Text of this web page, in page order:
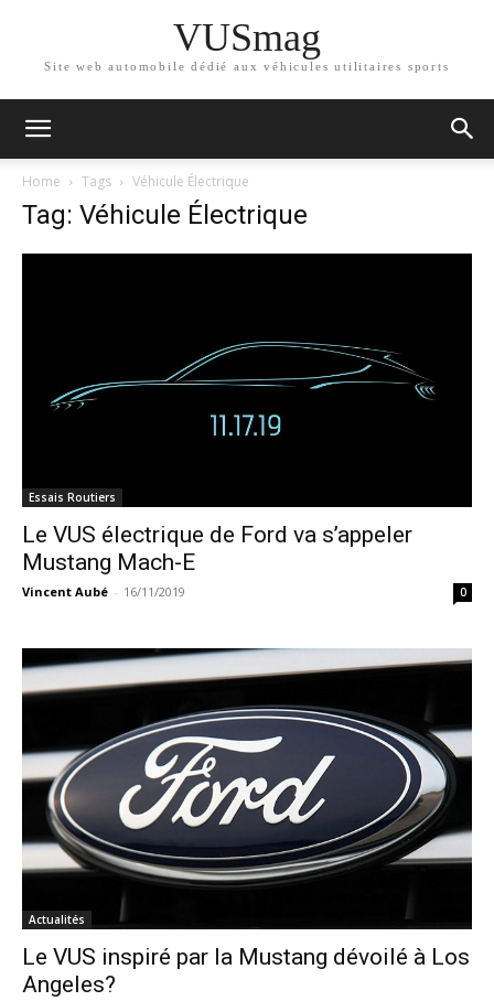
VUSmag
Site web automobile dédié aux véhicules utilitaires sports
Home Tags Véhicule Électrique
Tag: Véhicule Électrique
Essais Routiers
Le VUS électrique de Ford va s’appeler
Mustang Mach-E
Vincent Aubé - 16/11/2019 0
Actualités
Le VUS inspiré par la Mustang dévoilé à Los
Angeles?